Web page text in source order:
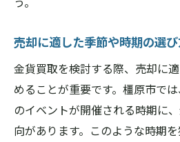
売却に適した季節や時期の選
金貨買取を検討する際、売却に
めることが重要です。橿原市で
のイベントが開催される時期に
向があります。このような時期